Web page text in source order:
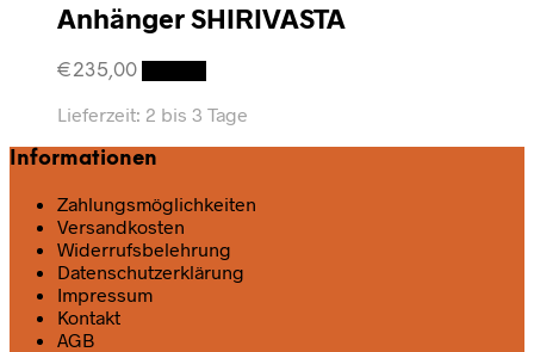
Anhänger SHIRIVASTA
€235,00
Lieferzeit: 2 bis 3 Tage
Informationen
Zahlungsmöglichkeiten
Versandkosten
Widerrufsbelehrung
Datenschutz­erklärung
Impressum
Kontakt
AGB